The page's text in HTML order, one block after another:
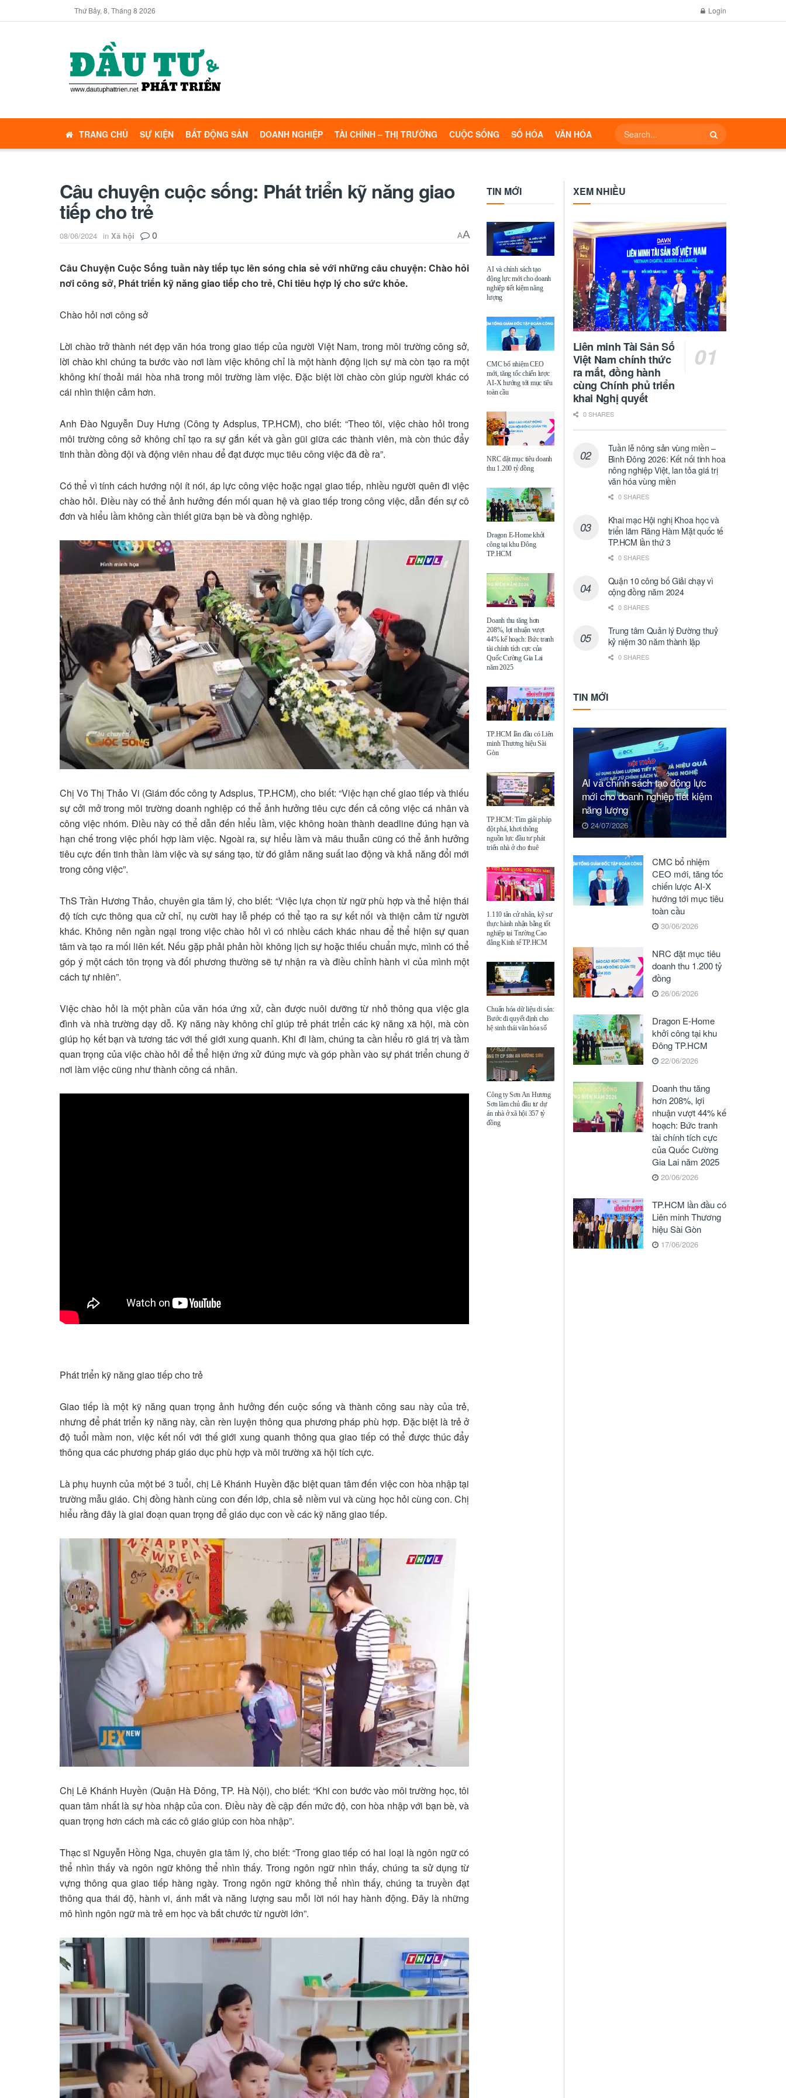
Thứ Bảy, 8, Tháng 8 2026 Login
TRANG CHỦ SỰ KIỆN BẤT ĐỘNG SẢN DOANH NGHIỆP TÀI CHÍNH – THỊ TRƯỜNG CUỘC SỐNG SỐ HÓA VĂN HÓA
Câu chuyện cuộc sống: Phát triển kỹ năng giao
tiếp cho trẻ
08/06/2024 in Xã hội 0 AA
Câu Chuyện Cuộc Sống tuần này tiếp tục lên sóng chia sẻ với những câu chuyện: Chào hỏi
nơi công sở, Phát triển kỹ năng giao tiếp cho trẻ, Chi tiêu hợp lý cho sức khỏe.
Chào hỏi nơi công sở
Lời chào trở thành nét đẹp văn hóa trong giao tiếp của người Việt Nam, trong môi trường công sở,
lời chào khi chúng ta bước vào nơi làm việc không chỉ là một hành động lịch sự mà còn tạo ra một
không khí thoải mái hòa nhã trong môi trường làm việc. Đặc biệt lời chào còn giúp người khác có
cái nhìn thiện cảm hơn.
Anh Đào Nguyễn Duy Hưng (Công ty Adsplus, TP.HCM), cho biết: “Theo tôi, việc chào hỏi trong
môi trường công sở không chỉ tạo ra sự gắn kết và gần gũi giữa các thành viên, mà còn thúc đẩy
tinh thần đồng đội và động viên nhau để đạt được mục tiêu công việc đã đề ra”.
Có thể vì tính cách hướng nội ít nói, áp lực công việc hoặc ngại giao tiếp, nhiều người quên đi việc
chào hỏi. Điều này có thể ảnh hưởng đến mối quan hệ và giao tiếp trong công việc, dẫn đến sự cô
đơn và hiểu lầm không cần thiết giữa bạn bè và đồng nghiệp.
Chị Võ Thị Thảo Vi (Giám đốc công ty Adsplus, TP.HCM), cho biết: “Việc hạn chế giao tiếp và thiếu
sự cởi mở trong môi trường doanh nghiệp có thể ảnh hưởng tiêu cực đến cả công việc cá nhân và
công việc nhóm. Điều này có thể dẫn đến hiểu lầm, việc không hoàn thành deadline đúng hạn và
hạn chế trong việc phối hợp làm việc. Ngoài ra, sự hiểu lầm và mâu thuẫn cũng có thể ảnh hưởng
tiêu cực đến tinh thần làm việc và sự sáng tạo, từ đó giảm năng suất lao động và khả năng đổi mới
trong công việc”.
ThS Trần Hương Thảo, chuyên gia tâm lý, cho biết: “Việc lựa chọn từ ngữ phù hợp và thể hiện thái
độ tích cực thông qua cử chỉ, nụ cười hay lễ phép có thể tạo ra sự kết nối và thiện cảm từ người
khác. Không nên ngần ngại trong việc chào hỏi vì có nhiều cách khác nhau để thể hiện sự quan
tâm và tạo ra mối liên kết. Nếu gặp phải phản hồi không lịch sự hoặc thiếu chuẩn mực, mình có thể
góp ý một cách tôn trọng và đối phương thường sẽ tự nhận ra và điều chỉnh hành vi của mình một
cách tự nhiên”.
Việc chào hỏi là một phần của văn hóa ứng xử, cần được nuôi dưỡng từ nhỏ thông qua việc gia
đình và nhà trường dạy dỗ. Kỹ năng này không chỉ giúp trẻ phát triển các kỹ năng xã hội, mà còn
giúp họ kết bạn và tương tác với thế giới xung quanh. Khi đi làm, chúng ta cần hiểu rõ giá trị và tầm
quan trọng của việc chào hỏi để thể hiện ứng xử đúng mực và góp phần vào sự phát triển chung ở
nơi làm việc cũng như thành công cá nhân.
Phát triển kỹ năng giao tiếp cho trẻ
Giao tiếp là một kỹ năng quan trọng ảnh hưởng đến cuộc sống và thành công sau này của trẻ,
nhưng để phát triển kỹ năng này, cần rèn luyện thông qua phương pháp phù hợp. Đặc biệt là trẻ ở
độ tuổi mầm non, việc kết nối với thế giới xung quanh thông qua giao tiếp có thể được thúc đẩy
thông qua các phương pháp giáo dục phù hợp và môi trường xã hội tích cực.
Là phụ huynh của một bé 3 tuổi, chị Lê Khánh Huyền đặc biệt quan tâm đến việc con hòa nhập tại
trường mẫu giáo. Chị đồng hành cùng con đến lớp, chia sẻ niềm vui và cùng học hỏi cùng con. Chị
hiểu rằng đây là giai đoạn quan trọng để giáo dục con về các kỹ năng giao tiếp.
Chị Lê Khánh Huyền (Quận Hà Đông, TP. Hà Nội), cho biết: “Khi con bước vào môi trường học, tôi
quan tâm nhất là sự hòa nhập của con. Điều này đề cập đến mức độ, con hòa nhập với bạn bè, và
quan trọng hơn cách mà các cô giáo giúp con hòa nhập”.
Thạc sĩ Nguyễn Hồng Nga, chuyên gia tâm lý, cho biết: “Trong giao tiếp có hai loại là ngôn ngữ có
thể nhìn thấy và ngôn ngữ không thể nhìn thấy. Trong ngôn ngữ nhìn thấy, chúng ta sử dụng từ
vựng thông qua giao tiếp hàng ngày. Trong ngôn ngữ không thể nhìn thấy, chúng ta truyền đạt
thông qua thái độ, hành vi, ánh mắt và năng lượng sau mỗi lời nói hay hành động. Đây là những
mô hình ngôn ngữ mà trẻ em học và bắt chước từ người lớn”.
TIN MỚI
AI và chính sách tạo
động lực mới cho doanh
nghiệp tiết kiệm năng
lượng
CMC bổ nhiệm CEO
mới, tăng tốc chiến lược
AI-X hướng tới mục tiêu
toàn cầu
NRC đặt mục tiêu doanh
thu 1.200 tỷ đồng
Dragon E-Home khởi
công tại khu Đông
TP.HCM
Doanh thu tăng hơn
208%, lợi nhuận vượt
44% kế hoạch: Bức tranh
tài chính tích cực của
Quốc Cường Gia Lai
năm 2025
TP.HCM lần đầu có Liên
minh Thương hiệu Sài
Gòn
TP.HCM: Tìm giải pháp
đột phá, khơi thông
nguồn lực đầu tư phát
triển nhà ở cho thuê
1.110 tân cử nhân, kỹ sư
thực hành nhận bằng tốt
nghiệp tại Trường Cao
đẳng Kinh tế TP.HCM
Chuẩn hóa dữ liệu di sản:
Bước đi quyết định cho
hệ sinh thái văn hóa số
Công ty Sơn An Hương
Sơn làm chủ đầu tư dự
án nhà ở xã hội 357 tỷ
đồng
XEM NHIỀU
Liên minh Tài Sản Số
Việt Nam chính thức
ra mắt, đồng hành
cùng Chính phủ triển
khai Nghị quyết
0 SHARES
Tuần lễ nông sản vùng miền –
Bình Đông 2026: Kết nối tinh hoa
nông nghiệp Việt, lan tỏa giá trị
văn hóa vùng miền
0 SHARES
Khai mạc Hội nghị Khoa học và
triển lãm Răng Hàm Mặt quốc tế
TP.HCM lần thứ 3
0 SHARES
Quận 10 công bố Giải chạy vì
cộng đồng năm 2024
0 SHARES
Trung tâm Quản lý Đường thuỷ
kỷ niệm 30 năm thành lập
0 SHARES
TIN MỚI
AI và chính sách tạo động lực
mới cho doanh nghiệp tiết kiệm
năng lượng
24/07/2026
CMC bổ nhiệm
CEO mới, tăng tốc
chiến lược AI-X
hướng tới mục tiêu
toàn cầu
30/06/2026
NRC đặt mục tiêu
doanh thu 1.200 tỷ
đồng
26/06/2026
Dragon E-Home
khởi công tại khu
Đông TP.HCM
22/06/2026
Doanh thu tăng
hơn 208%, lợi
nhuận vượt 44% kế
hoạch: Bức tranh
tài chính tích cực
của Quốc Cường
Gia Lai năm 2025
20/06/2026
TP.HCM lần đầu có
Liên minh Thương
hiệu Sài Gòn
17/06/2026